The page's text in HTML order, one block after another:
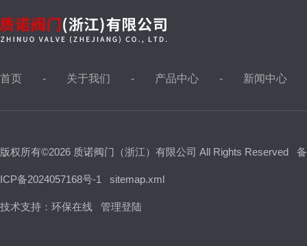
首页 关于我们 产品中心 新闻中心
版权所有©2026 质诺阀门（浙江）有限公司 All Rights Reserved
ICP备2024057168号-1 sitemap.xml
技术支持： 环保在线 管理登陆